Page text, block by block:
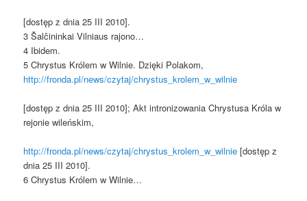
[dostęp z dnia 25 III 2010].
3 Šalčininkai Vilniaus rajono…
4 Ibidem.
5 Chrystus Królem w Wilnie. Dzięki Polakom,
http://fronda.pl/news/czytaj/chrystus_krolem_w_wilnie
[dostęp z dnia 25 III 2010]; Akt intronizowania Chrystusa Króla w
rejonie wileńskim,
http://fronda.pl/news/czytaj/chrystus_krolem_w_wilnie [dostęp z
dnia 25 III 2010].
6 Chrystus Królem w Wilnie…